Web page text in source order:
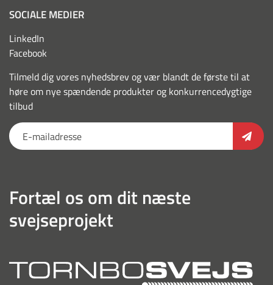
SOCIALE MEDIER
LinkedIn
Facebook
Tilmeld dig vores nyhedsbrev og vær blandt de første til at
høre om nye spændende produkter og konkurrencedygtige
tilbud
Fortæl os om dit næste
svejseprojekt